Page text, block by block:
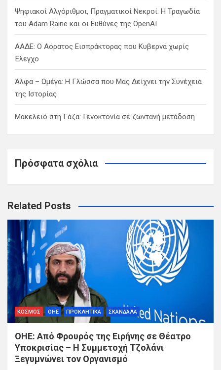
Ψηφιακοί Αλγόριθμοι, Πραγματικοί Νεκροί: Η Τραγωδία
του Adam Raine και οι Ευθύνες της OpenAI
ΑΑΔΕ: Ο Αόρατος Εισπράκτορας που Κυβερνά χωρίς
Έλεγχο
Άλφα – Ωμέγα: Η Γλώσσα που Μας Δείχνει την Συνέχεια
της Ιστορίας
Μακελειό στη Γάζα: Γενοκτονία σε ζωντανή μετάδοση
Πρόσφατα σχόλια
Related Posts
ΚΟΣΜΟΣ ΟΗΕ ΠΡΟΚΛΗΤΙΚΑ ΣΚΑΝΔΑΛΑ
ΟΗΕ: Από Φρουρός της Ειρήνης σε Θέατρο
Υποκρισίας – Η Συμμετοχή Τζολάνι
Ξεγυμνώνει τον Οργανισμό